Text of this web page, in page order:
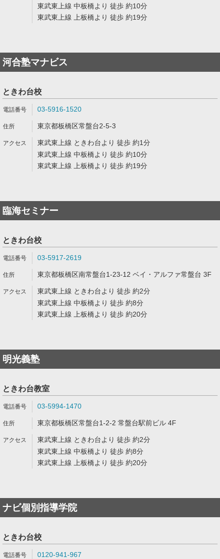
東武東上線 中板橋より 徒歩 約10分
東武東上線 上板橋より 徒歩 約19分
河合塾マナビス
ときわ台校
03-5916-1520
東京都板橋区常盤台2-5-3
東武東上線 ときわ台より 徒歩 約1分
東武東上線 中板橋より 徒歩 約10分
東武東上線 上板橋より 徒歩 約19分
臨海セミナー
ときわ台校
03-5917-2619
東京都板橋区南常盤台1-23-12 ベイ・アルファ常盤台 3F
東武東上線 ときわ台より 徒歩 約2分
東武東上線 中板橋より 徒歩 約8分
東武東上線 上板橋より 徒歩 約20分
明光義塾
ときわ台教室
03-5994-1470
東京都板橋区常盤台1-2-2 常盤台駅前ビル 4F
東武東上線 ときわ台より 徒歩 約2分
東武東上線 中板橋より 徒歩 約8分
東武東上線 上板橋より 徒歩 約20分
ナビ個別指導学院
ときわ台校
0120-941-967